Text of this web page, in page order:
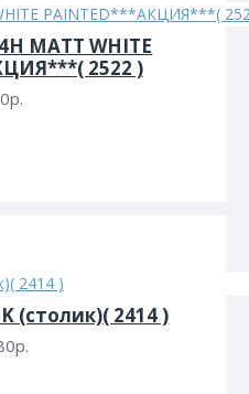
MATT WHITE
2522 )
(столик)( 2414 )